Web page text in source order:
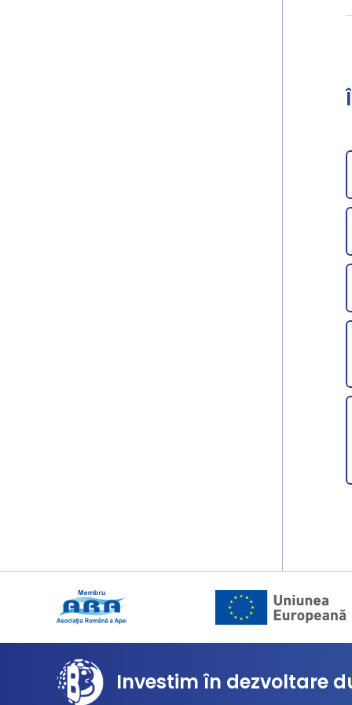
Investim în dezvoltare